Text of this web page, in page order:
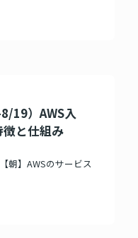
19）AWS入
と仕組み
朝】AWSのサービス